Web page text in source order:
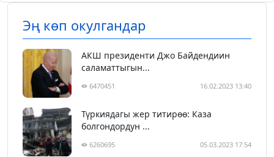
Эң көп окулгандар
АКШ президенти Джо Байдендиин
саламаттыгын...
6470451 16.02.2023 13:40
Түркиядагы жер титирөө: Каза
болгондордун ...
6260695 05.03.2023 17:54